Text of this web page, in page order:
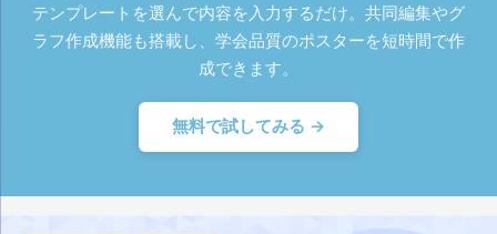
テンプレートを選んで内容を入力するだけ。共同編集やグ
ラフ作成機能も搭載し、学会品質のポスターを短時間で作
成できます。
無料で試してみる →